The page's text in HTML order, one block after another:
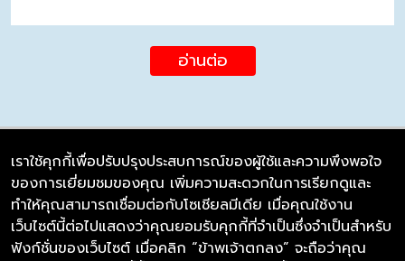
อ่านต่อ
บริษัท ซิมลิงค์ จำกัด
98/226 Bangrakyai-Baanmai Road,
Bangyai, Nonthaburi 11140
เราใช้คุกกี้เพื่อปรับปรุงประสบการณ์ของผู้ใช้และความพึงพอใจ
ของการเยี่ยมชมของคุณ เพิ่มความสะดวกในการเรียกดูและ
ทำให้คุณสามารถเชื่อมต่อกับโซเชียลมีเดีย เมื่อคุณใช้งาน
เว็บไซต์นี้ต่อไปแสดงว่าคุณยอมรับคุกกี้ที่จำเป็นซึ่งจำเป็นสำหรับ
ฟังก์ชั่นของเว็บไซต์ เมื่อคลิก “ข้าพเจ้าตกลง” จะถือว่าคุณ